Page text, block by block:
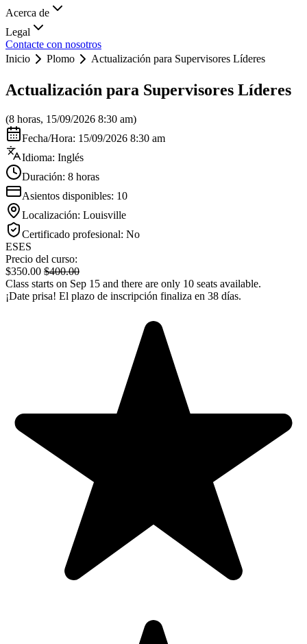
Acerca de
Legal
Contacte con nosotros
Inicio
Plomo Actualización para Supervisores Líderes
Actualización para Supervisores Líderes
(8 horas, 15/09/2026 8:30 am)
Fecha/Hora: 15/09/2026 8:30 am
Idioma: Inglés
Duración: 8 horas
Asientos disponibles: 10
Localización: Louisville
Certificado profesional: No
ESES
Precio del curso:
$350.00 $400.00
Class starts on Sep 15 and there are only 10 seats available.
¡Date prisa! El plazo de inscripción finaliza en 38 días.